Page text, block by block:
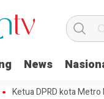
News
DPRD kota Metro Minta